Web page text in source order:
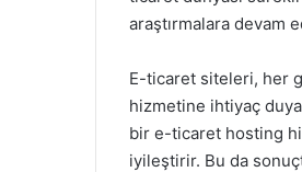
araştırmalara devam
E-ticaret siteleri, her
hizmetine ihtiyaç
bir e-ticaret hosting
iyileştirir. Bu da